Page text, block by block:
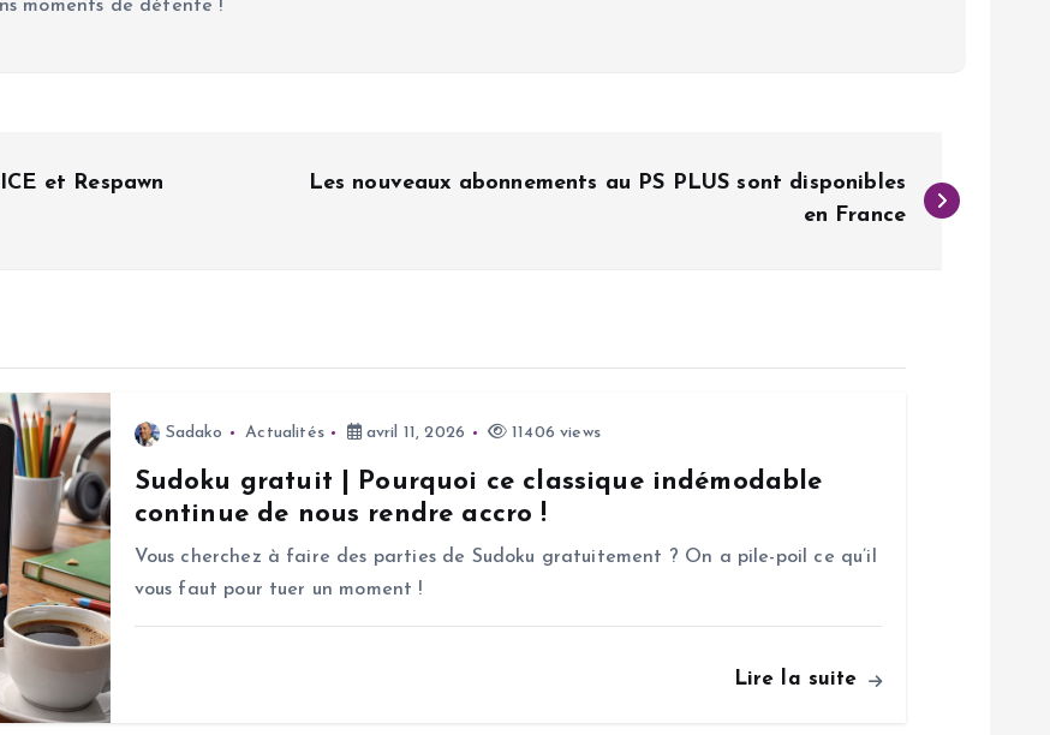
moments de détente !
et Respawn
Les nouveaux abonnements au PS PLUS sont disponibles
en France
Sadako Actualités avril 11, 2026 11406 views
Sudoku gratuit | Pourquoi ce classique indémodable
continue de nous rendre accro !
Vous cherchez à faire des parties de Sudoku gratuitement ? On a pile-poil ce qu’il
vous faut pour tuer un moment !
Lire la suite